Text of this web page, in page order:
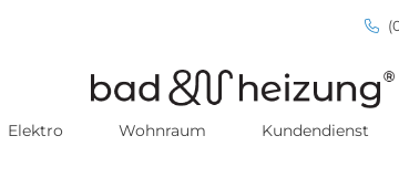
Elektro Wohnraum Kundendienst